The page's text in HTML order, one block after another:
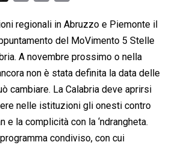
r
e
a
d
s
a
i
l
p
y
L
n
k
i
n
t
regionali in Abruzzo e Piemonte il
del MoVimento 5 Stelle
A novembre prossimo o nella
non è stata definita la data delle
cambiare. La Calabria deve aprirsi
nelle istituzioni gli onesti contro
e la complicità con la ‘ndrangheta.
condiviso, con cui